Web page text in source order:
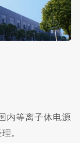
内等离子体电源
。